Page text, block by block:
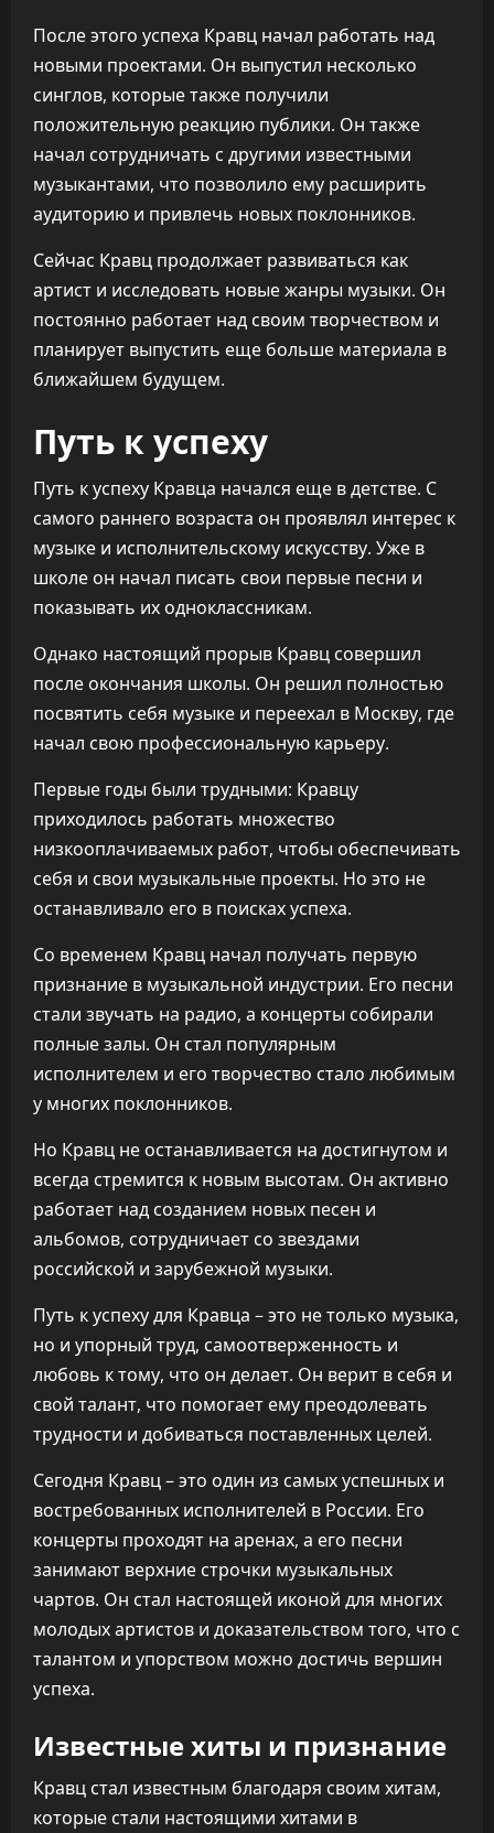
После этого успеха Кравц начал работать над
новыми проектами. Он выпустил несколько
синглов, которые также получили
положительную реакцию публики. Он также
начал сотрудничать с другими известными
музыкантами, что позволило ему расширить
аудиторию и привлечь новых поклонников.
Сейчас Кравц продолжает развиваться как
артист и исследовать новые жанры музыки. Он
постоянно работает над своим творчеством и
планирует выпустить еще больше материала в
ближайшем будущем.
Путь к успеху
Путь к успеху Кравца начался еще в детстве. С
самого раннего возраста он проявлял интерес к
музыке и исполнительскому искусству. Уже в
школе он начал писать свои первые песни и
показывать их одноклассникам.
Однако настоящий прорыв Кравц совершил
после окончания школы. Он решил полностью
посвятить себя музыке и переехал в Москву, где
начал свою профессиональную карьеру.
Первые годы были трудными: Кравцу
приходилось работать множество
низкооплачиваемых работ, чтобы обеспечивать
себя и свои музыкальные проекты. Но это не
останавливало его в поисках успеха.
Со временем Кравц начал получать первую
признание в музыкальной индустрии. Его песни
стали звучать на радио, а концерты собирали
полные залы. Он стал популярным
исполнителем и его творчество стало любимым
у многих поклонников.
Но Кравц не останавливается на достигнутом и
всегда стремится к новым высотам. Он активно
работает над созданием новых песен и
альбомов, сотрудничает со звездами
российской и зарубежной музыки.
Путь к успеху для Кравца – это не только музыка,
но и упорный труд, самоотверженность и
любовь к тому, что он делает. Он верит в себя и
свой талант, что помогает ему преодолевать
трудности и добиваться поставленных целей.
Сегодня Кравц – это один из самых успешных и
востребованных исполнителей в России. Его
концерты проходят на аренах, а его песни
занимают верхние строчки музыкальных
чартов. Он стал настоящей иконой для многих
молодых артистов и доказательством того, что с
талантом и упорством можно достичь вершин
успеха.
Известные хиты и признание
Кравц стал известным благодаря своим хитам,
которые стали настоящими хитами в